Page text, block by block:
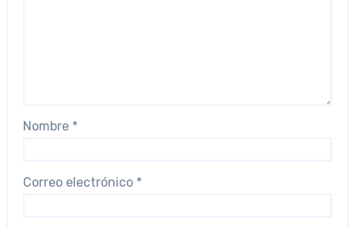
Nombre *
Correo electrónico *